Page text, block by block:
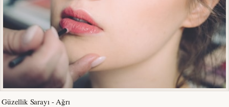
Güzellik Sarayı - Ağrı